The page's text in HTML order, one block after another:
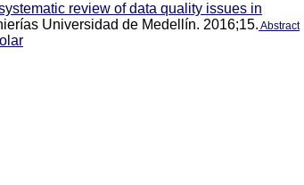
review of data quality issues in
Universidad de Medellín. 2016;15. Abstract